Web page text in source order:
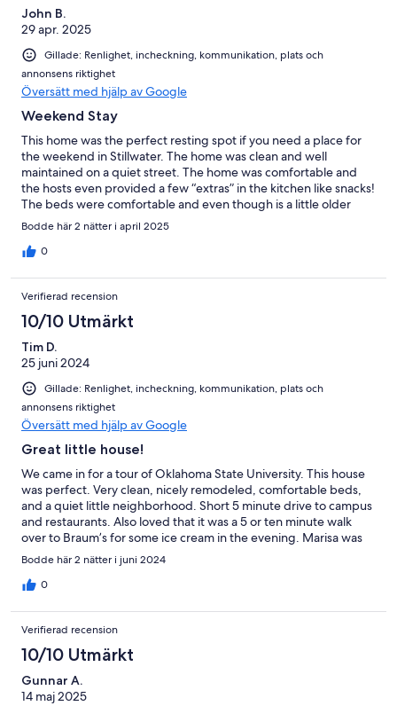
John B.
29 apr. 2025
Gillade: Renlighet, incheckning, kommunikation, plats och
annonsens riktighet
Översätt med hjälp av Google
Weekend Stay
This home was the perfect resting spot if you need a place for
the weekend in Stillwater. The home was clean and well
maintained on a quiet street. The home was comfortable and
the hosts even provided a few “extras” in the kitchen like snacks!
The beds were comfortable and even though is a little older
home, it was updated nicely. It’s a home we’ll definitely look to
stay at again should the need arise!
Bodde här 2 nätter i april 2025
0
Verifierad recension
10/10 Utmärkt
Tim D.
25 juni 2024
Gillade: Renlighet, incheckning, kommunikation, plats och
annonsens riktighet
Översätt med hjälp av Google
Great little house!
We came in for a tour of Oklahoma State University. This house
was perfect. Very clean, nicely remodeled, comfortable beds,
and a quiet little neighborhood. Short 5 minute drive to campus
and restaurants. Also loved that it was a 5 or ten minute walk
over to Braum’s for some ice cream in the evening. Marisa was
very responsive and we wouldn’t hesitate to stay again!
Bodde här 2 nätter i juni 2024
0
Verifierad recension
10/10 Utmärkt
Gunnar A.
14 maj 2025